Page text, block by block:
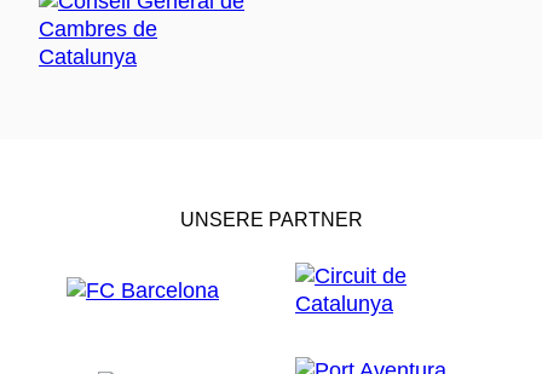
UNSERE PARTNER